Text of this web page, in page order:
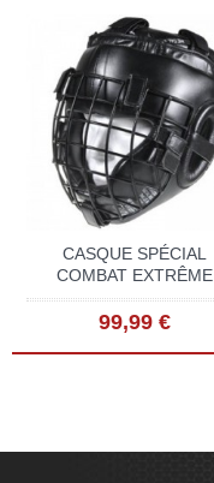
CASQUE SPÉCIAL
COMBAT EXTRÊME
99,99 €